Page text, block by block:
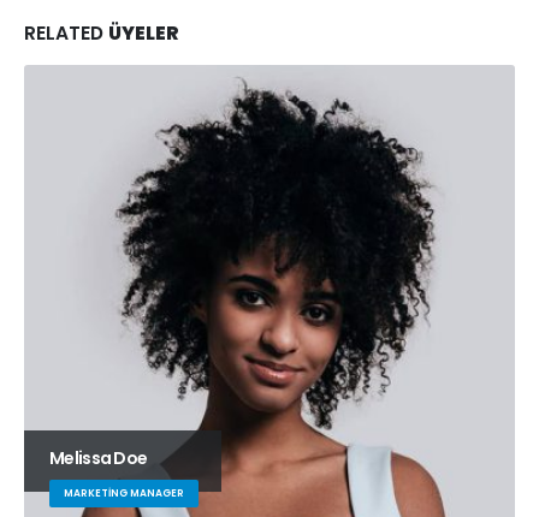
RELATED ÜYELER
Melissa Doe
MARKETING MANAGER